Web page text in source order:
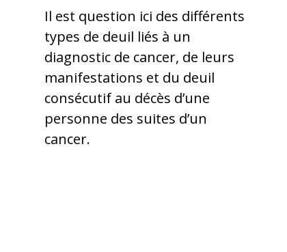
Il est question ici des différents
types de deuil liés à un
diagnostic de cancer, de leurs
manifestations et du deuil
consécutif au décès d’une
personne des suites d’un
cancer.